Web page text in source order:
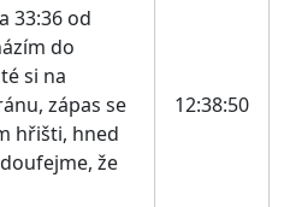
33:36 od
do
si na
zápas se
hřišti, hned
že
12:38:50